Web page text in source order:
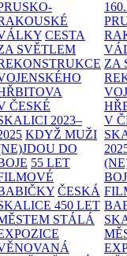
CESTA
SVĚTLEM
ČESKÉ
2023–
KDYŽ MUŽI
DO
55 LET
ČESKÁ
450 LET
STÁLÁ
ZA
V